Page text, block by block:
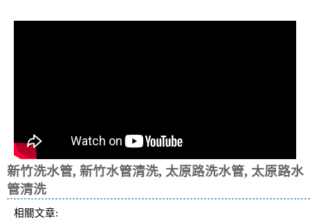
新竹洗水管, 新竹水管清洗, 太原路洗水管, 太原路水
管清洗
相關文章: